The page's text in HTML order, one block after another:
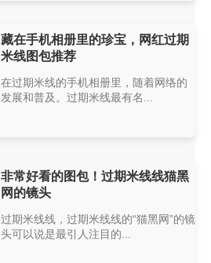
藏在手机相册里的珍宝，网红过期
米线图包推荐
在过期米线的手机相册里，随着网络的
发展和普及。过期米线最有名...
非常好看的图包！过期米线线猫黑
网的镜头
过期米线线，过期米线线的“猫黑网”的镜
头可以说是最引人注目的...